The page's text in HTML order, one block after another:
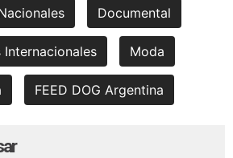
Documental
Internacionales Moda
FEED DOG Argentina